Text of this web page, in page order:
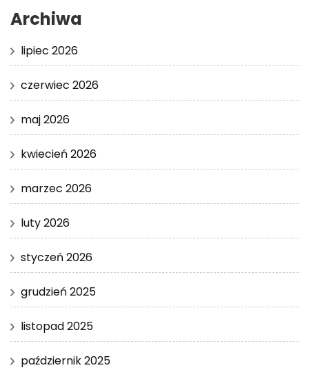
Archiwa
lipiec 2026
czerwiec 2026
maj 2026
kwiecień 2026
marzec 2026
luty 2026
styczeń 2026
grudzień 2025
listopad 2025
październik 2025